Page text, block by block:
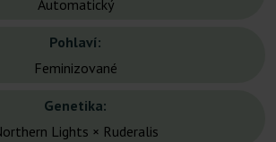
Automatický
Pohlaví:
Feminizované
Genetika:
Lights × Ruderalis